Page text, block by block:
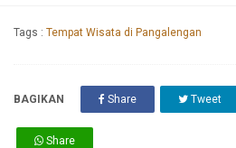
Tags : Tempat Wisata di Pangalengan
BAGIKAN Share Tweet
Share